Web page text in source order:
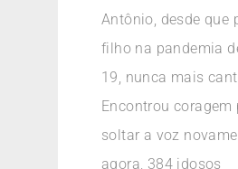
Antônio, desde que
filho na pandemia
19, nunca mais
Encontrou coragem
soltar a voz
agora, 384 idosos